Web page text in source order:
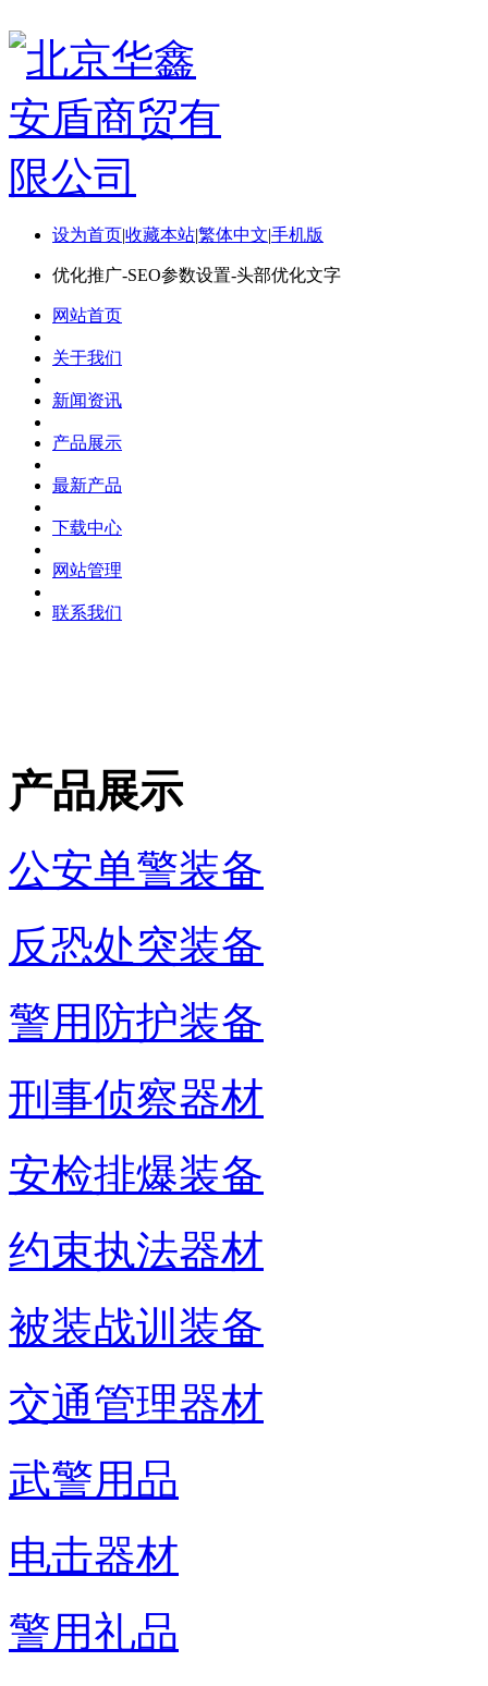
设为首页|收藏本站|繁体中文|手机版
优化推广-SEO参数设置-头部优化文字
网站首页
关于我们
新闻资讯
产品展示
最新产品
下载中心
网站管理
联系我们
产品展示
公安单警装备
反恐处突装备
警用防护装备
刑事侦察器材
安检排爆装备
约束执法器材
被装战训装备
交通管理器材
武警用品
电击器材
警用礼品